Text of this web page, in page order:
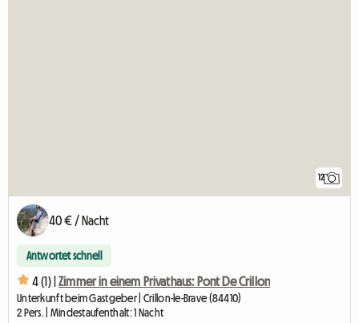
12
40 € / Nacht
Antwortet schnell
4 (1) | Zimmer in einem Privathaus: Pont De Crillon
Unterkunft beim Gastgeber | Crillon-le-Brave (84410)
2 Pers. | Mindestaufenthalt: 1 Nacht